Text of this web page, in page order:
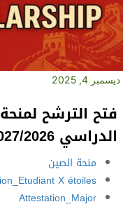
ديسمبر 4, 2025
فتح الترشح
الدراسي 2027/2026
منحة الصين
X étoiles
Attestation_Major